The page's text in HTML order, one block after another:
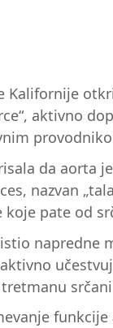
Kalifornije
aktivno
da aorta
nazvan
koje pate od
napredne